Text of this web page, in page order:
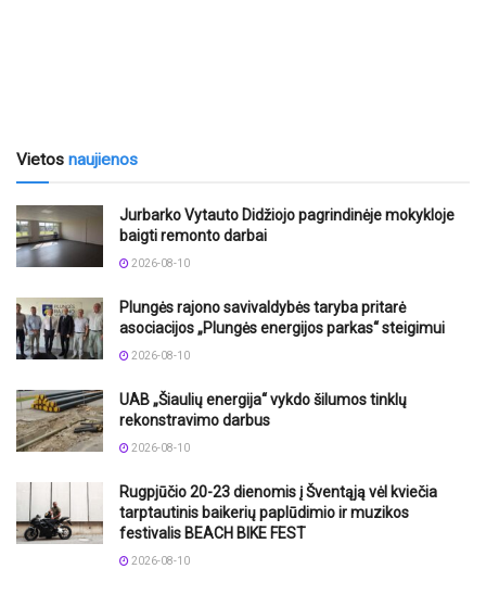
Vietos naujienos
Jurbarko Vytauto Didžiojo pagrindinėje mokykloje
baigti remonto darbai
2026-08-10
Plungės rajono savivaldybės taryba pritarė
asociacijos „Plungės energijos parkas“ steigimui
2026-08-10
UAB „Šiaulių energija“ vykdo šilumos tinklų
rekonstravimo darbus
2026-08-10
Rugpjūčio 20-23 dienomis į Šventąją vėl kviečia
tarptautinis baikerių paplūdimio ir muzikos
festivalis BEACH BIKE FEST
2026-08-10